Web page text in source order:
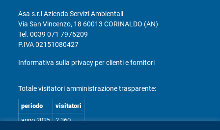
Asa s.r.l Azienda Servizi Ambientali
Via San Vincenzo, 18 60013 CORINALDO (AN)
Tel.0039 071 7976209
P.IVA 02151080427
Informativa sulla privacy per clienti e fornitori
Totale visitatori amministrazione trasparente:
periodo
visitatori
anno 2025
2.360